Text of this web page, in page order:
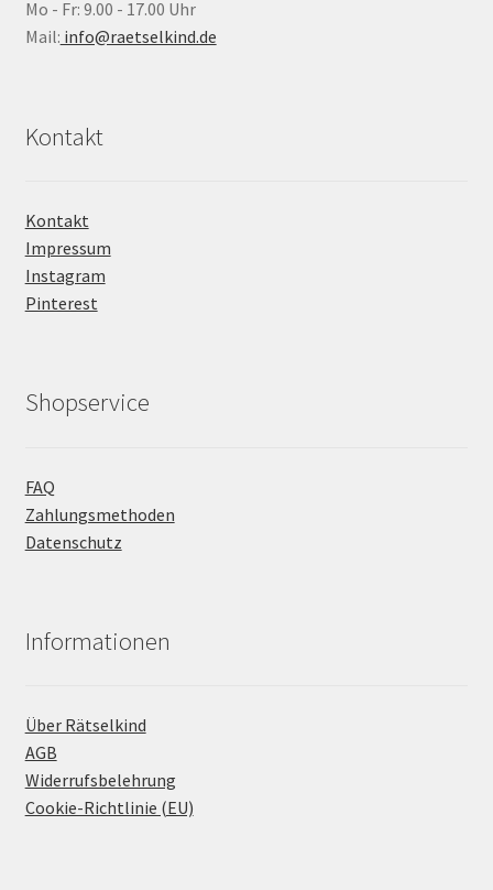
Mo - Fr: 9.00 - 17.00 Uhr
Mail: info@raetselkind.de
Kontakt
Kontakt
Impressum
Instagram
Pinterest
Shopservice
FAQ
Zahlungsmethoden
Datenschutz
Informationen
Über Rätselkind
AGB
Widerrufsbelehrung
Cookie-Richtlinie (EU)